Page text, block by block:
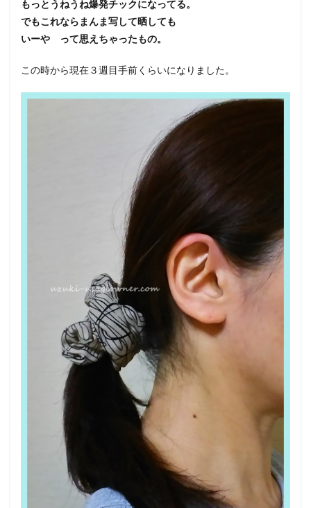
もっとうねうね爆発チックになってる。
でもこれならまんま写して晒しても
いーや って思えちゃったもの。
この時から現在３週目手前くらいになりました。